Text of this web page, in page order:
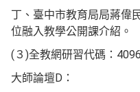
丁、臺中市教育局局蔣偉
位融入教學公開課介紹。
(３)全教網研習代碼：
大師論壇D：